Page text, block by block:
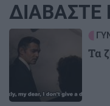
ΔΙΑΒΑΣΤΕ
Image
Τα